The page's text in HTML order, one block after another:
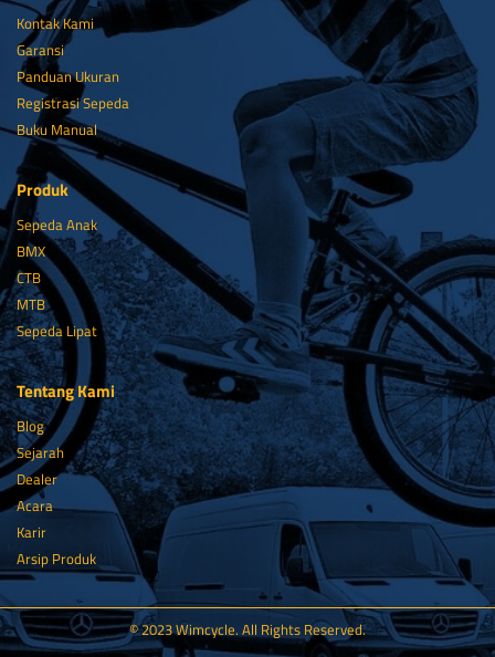
Kontak Kami
Garansi
Panduan Ukuran
Registrasi Sepeda
Buku Manual
Produk
Sepeda Anak
BMX
CTB
MTB
Sepeda Lipat
Tentang Kami
Blog
Sejarah
Dealer
Acara
Karir
Arsip Produk
© 2023 Wimcycle. All Rights Reserved.